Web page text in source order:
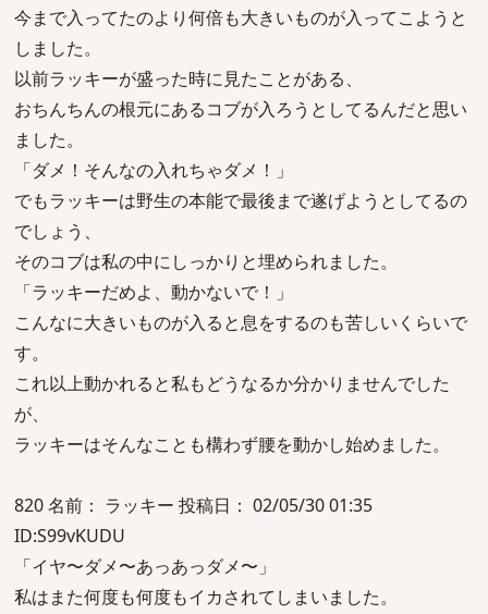
今まで入ってたのより何倍も大きいものが入ってこようと
しました。
以前ラッキーが盛った時に見たことがある、
おちんちんの根元にあるコブが入ろうとしてるんだと思い
ました。
「ダメ！そんなの入れちゃダメ！」
でもラッキーは野生の本能で最後まで遂げようとしてるの
でしょう、
そのコブは私の中にしっかりと埋められました。
「ラッキーだめよ、動かないで！」
こんなに大きいものが入ると息をするのも苦しいくらいで
す。
これ以上動かれると私もどうなるか分かりませんでした
が、
ラッキーはそんなことも構わず腰を動かし始めました。
820 名前： ラッキー 投稿日： 02/05/30 01:35
ID:S99vKUDU
「イヤ〜ダメ〜あっあっダメ〜」
私はまた何度も何度もイカされてしまいました。